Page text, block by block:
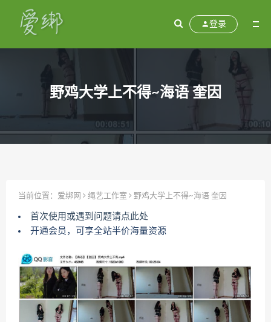
登录
野鸡大学上不得~海语 奎因
当前位置： 爱绑网 绳艺工作室 野鸡大学上不得~海语 奎因
首次使用或遇到问题请点此处
开通会员，可享全站半价海量资源